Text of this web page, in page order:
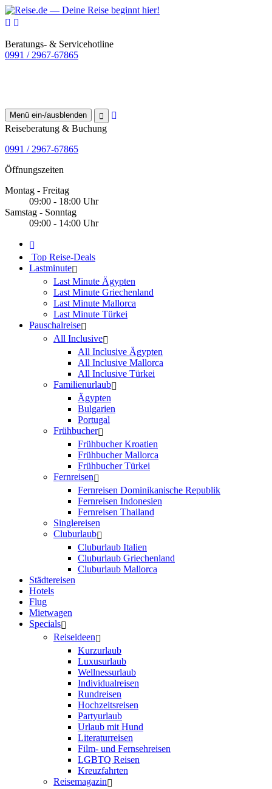
Beratungs- & Servicehotline
0991 / 2967-67865
Menü ein-/ausblenden
Reiseberatung & Buchung
0991 / 2967-67865
Öffnungszeiten
Montag - Freitag
09:00 - 18:00 Uhr
Samstag - Sonntag
09:00 - 14:00 Uhr
Top Reise-Deals
Lastminute
Last Minute Ägypten
Last Minute Griechenland
Last Minute Mallorca
Last Minute Türkei
Pauschalreise
All Inclusive
All Inclusive Ägypten
All Inclusive Mallorca
All Inclusive Türkei
Familienurlaub
Ägypten
Bulgarien
Portugal
Frühbucher
Frühbucher Kroatien
Frühbucher Mallorca
Frühbucher Türkei
Fernreisen
Fernreisen Dominikanische Republik
Fernreisen Indonesien
Fernreisen Thailand
Singlereisen
Cluburlaub
Cluburlaub Italien
Cluburlaub Griechenland
Cluburlaub Mallorca
Städtereisen
Hotels
Flug
Mietwagen
Specials
Reiseideen
Kurzurlaub
Luxusurlaub
Wellnessurlaub
Individualreisen
Rundreisen
Hochzeitsreisen
Partyurlaub
Urlaub mit Hund
Literaturreisen
Film- und Fernsehreisen
LGBTQ Reisen
Kreuzfahrten
Reisemagazin